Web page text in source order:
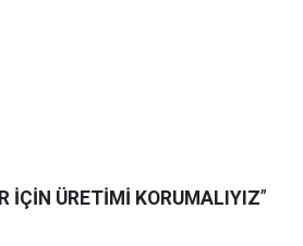
İÇİN ÜRETİMİ KORUMALIYIZ”